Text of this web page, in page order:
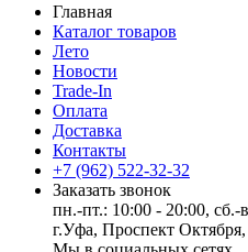
Главная
Каталог товаров
Лето
Новости
Trade-In
Оплата
Доставка
Контакты
+7 (962) 522-32-32
Заказать звонок
пн.-пт.: 10:00 - 20:00, сб.-
г.Уфа, Проспект